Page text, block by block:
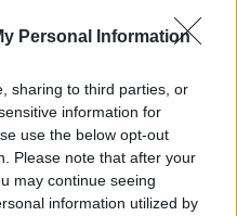
Personal Information
sharing to third parties, or
information for
use the below opt-out
Please note that after your
may continue seeing
information utilized by
de prensa.
Long Island con el
de euros y la
York, ser campeón no
Si acaso, todo lo